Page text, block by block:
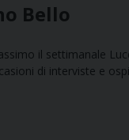
Bello
il settimanale
di interviste e